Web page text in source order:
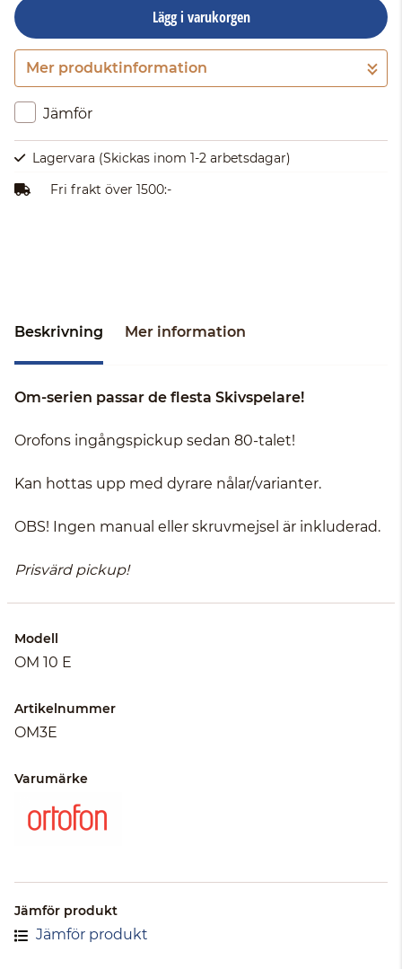
Lägg i varukorgen
Gå till kassan
Mer produktinformation
Jämför
Lagervara (Skickas inom 1-2 arbetsdagar)
Fri frakt över 1500:-
Beskrivning Mer information
Om-serien passar de flesta Skivspelare!
Orofons ingångspickup sedan 80-talet!
Kan hottas upp med dyrare nålar/varianter.
OBS! Ingen manual eller skruvmejsel är inkluderad.
Prisvärd pickup!
Modell
OM 10 E
Artikelnummer
OM3E
Varumärke
Jämför produkt
Jämför produkt